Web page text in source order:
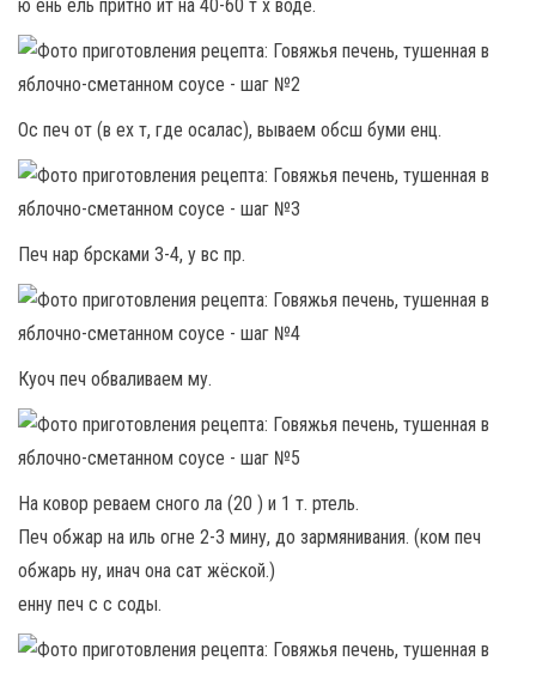
ю ень ель притно ит на 40-60 т х воде.
Ос печ от (в ех т, где осалас), вываем обсш буми енц.
Печ нар брсками 3-4, у вс пр.
Куоч печ обваливаем му.
На ковор реваем сного ла (20 ) и 1 т. ртель.
Печ обжар на иль огне 2-3 мину, до зармянивания. (ком печ
обжарь ну, инач она сат жёской.)
енну печ с с соды.